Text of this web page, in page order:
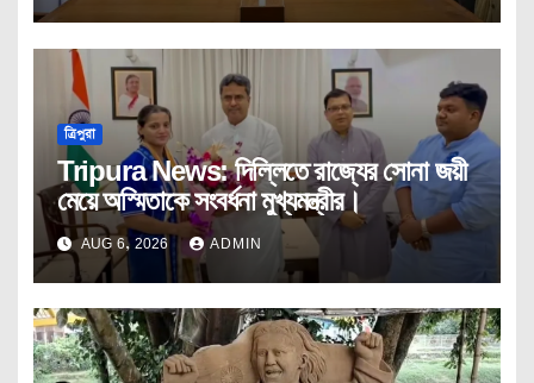
ত্রিপুরা
Tripura News: দিল্লিতে রাজ্যের সোনা জয়ী
মেয়ে অস্মিতাকে সংবর্ধনা মুখ্যমন্ত্রীর।
AUG 6, 2026 ADMIN